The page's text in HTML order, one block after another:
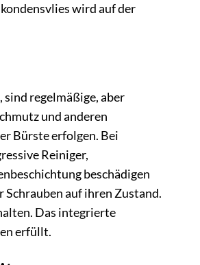
wird auf der
regelmäßige, aber
und anderen
Bürste erfolgen. Bei
Reiniger,
beschädigen
auf ihren Zustand.
Das integrierte
erfüllt.